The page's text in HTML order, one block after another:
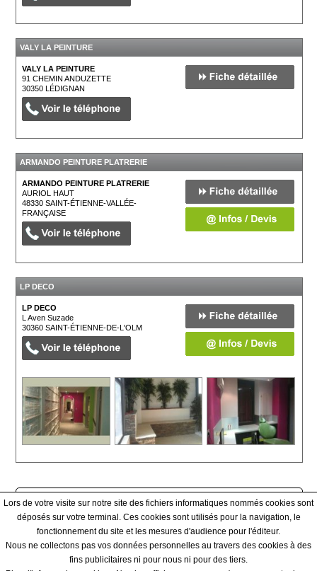
VALY LA PEINTURE
VALY LA PEINTURE
91 CHEMIN ANDUZETTE
30350LÉDIGNAN
ARMANDO PEINTURE PLATRERIE
ARMANDO PEINTURE PLATRERIE
AURIOL HAUT
48330SAINT-ÉTIENNE-VALLÉE-
FRANÇAISE
LP DECO
LP DECO
L Aven Suzade
30360SAINT-ÉTIENNE-DE-L'OLM
Afficher tous les prestataires
Qui sommes-nous ? - Contact - Conditions générales
|
Lors de votre visite sur notre site des fichiers informatiques nommés cookies sont
déposés sur votre terminal. Ces cookies sont utilisés pour la navigation, le
fonctionnement du site et les mesures d'audience pour l'éditeur.
Nous ne collectons pas vos données personnelles au travers des cookies à des
fins publicitaires ni pour nous ni pour des tiers.